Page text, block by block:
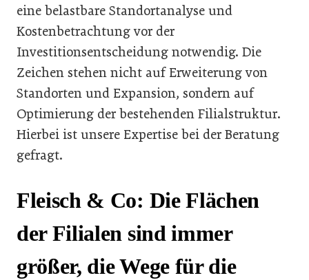
eine belastbare Standortanalyse und
Kostenbetrachtung vor der
Investitionsentscheidung notwendig. Die
Zeichen stehen nicht auf Erweiterung von
Standorten und Expansion, sondern auf
Optimierung der bestehenden Filialstruktur.
Hierbei ist unsere Expertise bei der Beratung
gefragt.
Fleisch & Co: Die Flächen
der Filialen sind immer
größer, die Wege für die